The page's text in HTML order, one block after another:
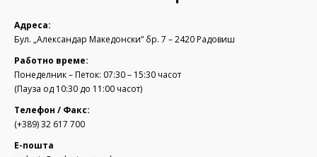
Адреса:
Бул. „Александар Македонски“ бр. 7 – 2420 Радовиш
Работно време:
Понеделник – Петок: 07:30 – 15:30 часот
(Пауза од 10:30 до 11:00 часот)
Телефон / Факс:
(+389) 32 617 700
Е-пошта